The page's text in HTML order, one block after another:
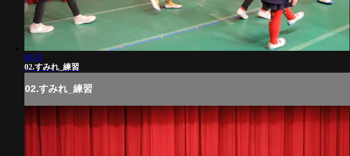
00:33
02.すみれ_練習
02.すみれ_練習